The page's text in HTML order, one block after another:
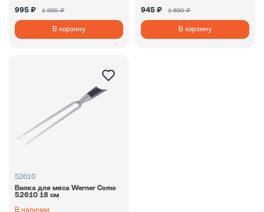
995 ₽ 1 990 ₽
В корзину
945 ₽ 1 890 ₽
В корзину
52610
Вилка для мяса Werner Como
52610 18 см
В наличии